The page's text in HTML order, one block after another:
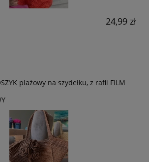
24,99 zł
plażowy na szydełku, z rafii FILM